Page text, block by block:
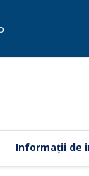
Informații de